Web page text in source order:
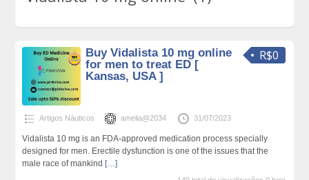
R$0
Buy Vidalista 10 mg online
for men to treat ED [
Kansas, USA ]
Artigos Náuticos amelia@2034 31/07/2023
Vidalista 10 mg is an FDA-approved medication process specially
designed for men. Erectile dysfunction is one of the issues that the
male race of mankind […]